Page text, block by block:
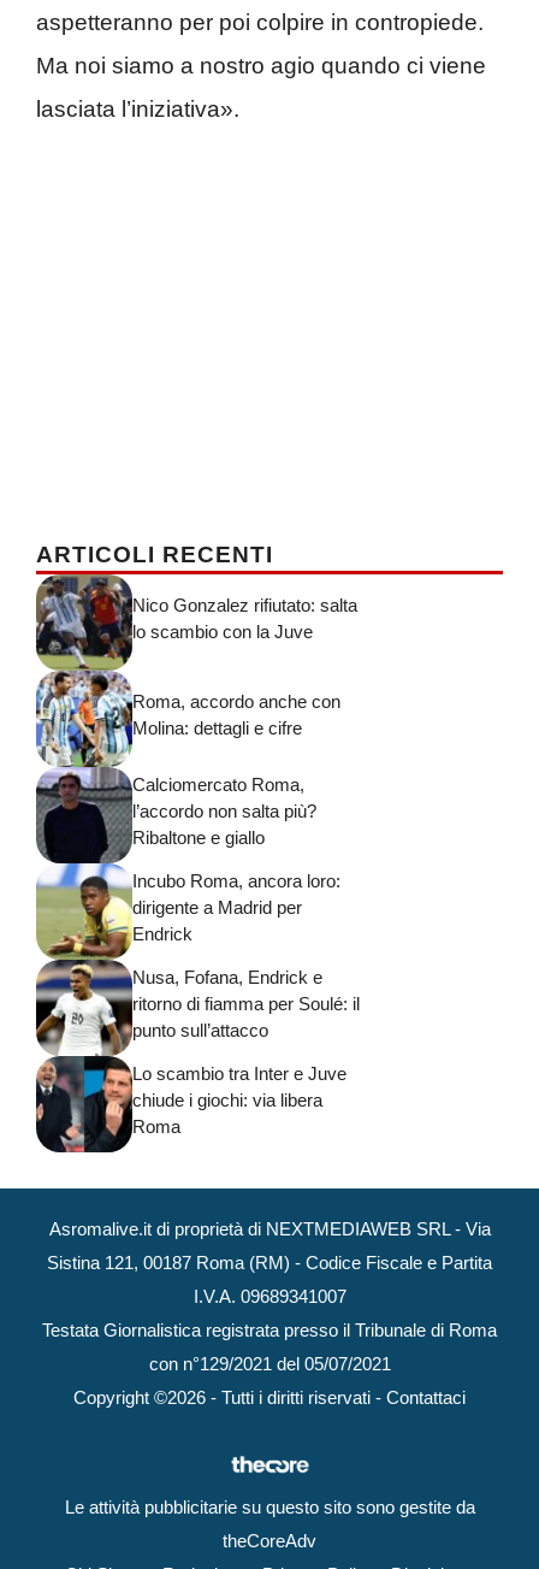
aspetteranno per poi colpire in contropiede.
Ma noi siamo a nostro agio quando ci viene
lasciata l’iniziativa».
ARTICOLI RECENTI
Nico Gonzalez rifiutato: salta
lo scambio con la Juve
Roma, accordo anche con
Molina: dettagli e cifre
Calciomercato Roma,
l’accordo non salta più?
Ribaltone e giallo
Incubo Roma, ancora loro:
dirigente a Madrid per
Endrick
Nusa, Fofana, Endrick e
ritorno di fiamma per Soulé: il
punto sull’attacco
Lo scambio tra Inter e Juve
chiude i giochi: via libera
Roma
Asromalive.it di proprietà di NEXTMEDIAWEB SRL - Via
Sistina 121, 00187 Roma (RM) - Codice Fiscale e Partita
I.V.A. 09689341007
Testata Giornalistica registrata presso il Tribunale di Roma
con n°129/2021 del 05/07/2021
Copyright ©2026 - Tutti i diritti riservati - Contattaci
Le attività pubblicitarie su questo sito sono gestite da
theCoreAdv